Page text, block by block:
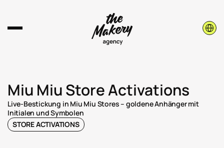
Select
Miu Miu Store Activations
Live-Bestickung in Miu Miu Stores – goldene Anhänger mit
Initialen und Symbolen
STORE ACTIVATIONS